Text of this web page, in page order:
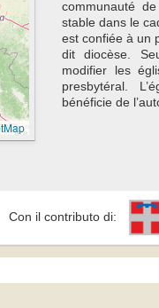
communauté
stable dans le
est confiée à un
dit diocèse.
modifier les
presbytéral.
bénéficie de
Con il contributo di: